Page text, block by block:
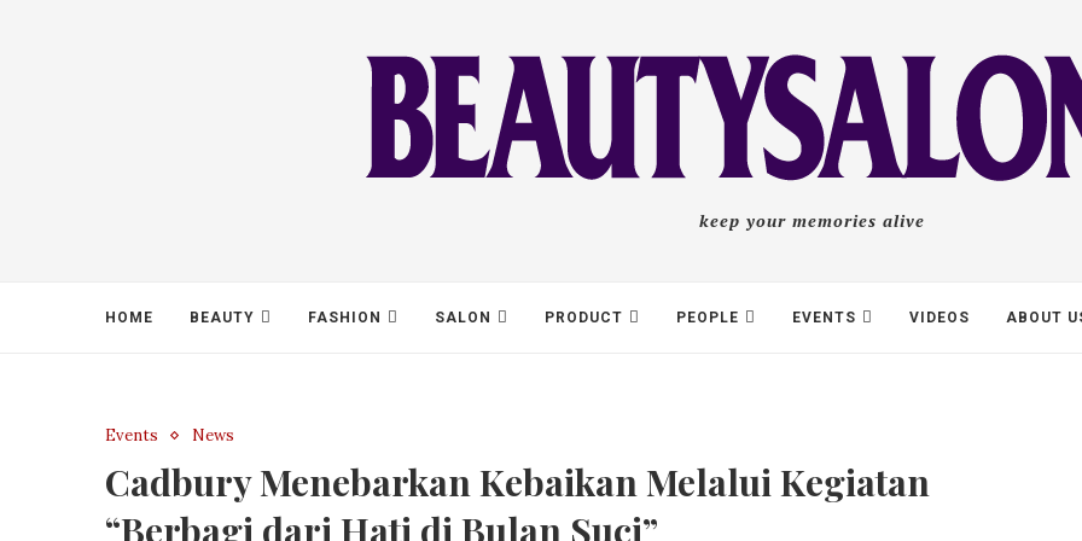
keep your memories alive
HOME BEAUTY FASHION SALON PRODUCT PEOPLE EVENTS VIDEOS ABOUT
Events News
Cadbury Menebarkan Kebaikan Melalui Kegiatan
“Berbagi dari Hati di Bulan Suci”